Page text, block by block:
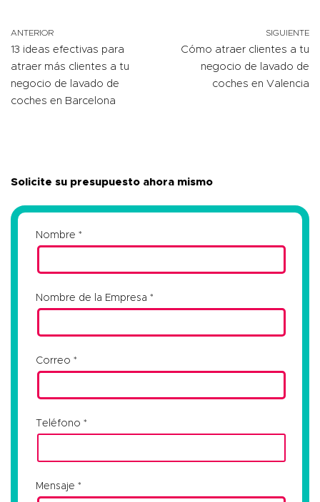
ANTERIOR
13 ideas efectivas para
atraer más clientes a tu
negocio de lavado de
coches en Barcelona
SIGUIENTE
Cómo atraer clientes a tu
negocio de lavado de
coches en Valencia
Solicite su presupuesto ahora mismo
Nombre
Nombre de la Empresa
Correo
Teléfono
Mensaje